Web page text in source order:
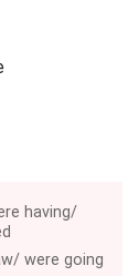
having/
were going